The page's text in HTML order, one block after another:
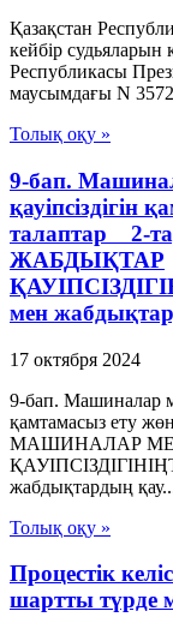
Қазақстан
кейбiр судьяларын
Республикасы
маусымдағы N
Толық оқу »
9-бап.
қауіпсіздігін
талаптар 2-
ЖАБДЫҚТАР
мен
17 октября 2024
9-бап. Машиналар
қамтамасыз ету
МАШИНАЛАР
жабдықтардың
Толық оқу »
Процестік
шартты түрде